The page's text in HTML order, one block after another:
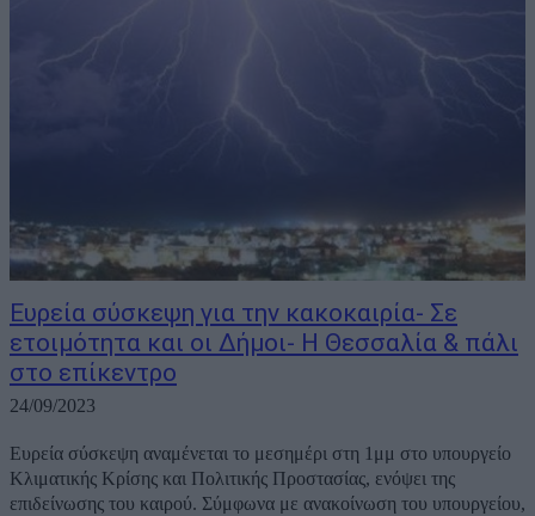
Ευρεία σύσκεψη για την κακοκαιρία- Σε
ετοιμότητα και οι Δήμοι- Η Θεσσαλία & πάλι
στο επίκεντρο
24/09/2023
Ευρεία σύσκεψη αναμένεται το μεσημέρι στη 1μμ στο υπουργείο
Κλιματικής Κρίσης και Πολιτικής Προστασίας, ενόψει της
επιδείνωσης του καιρού. Σύμφωνα με ανακοίνωση του υπουργείου,